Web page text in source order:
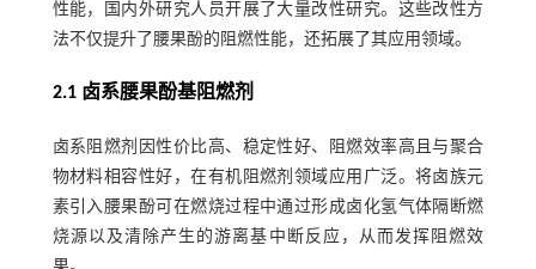
性能，国内外研究人员开展了大量改性研究。这些改性方
法不仅提升了腰果酚的阻燃性能，还拓展了其应用领域。
2.1 卤系腰果酚基阻燃剂
卤系阻燃剂因性价比高、稳定性好、阻燃效率高且与聚合
物材料相容性好，在有机阻燃剂领域应用广泛。将卤族元
素引入腰果酚可在燃烧过程中通过形成卤化氢气体隔断燃
烧源以及清除产生的游离基中断反应，从而发挥阻燃效